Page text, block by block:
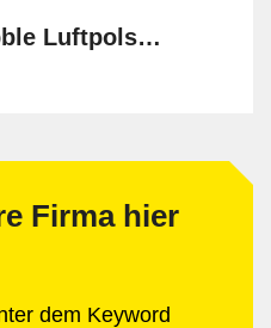
Europe Bubble Luftpolsterfolien Hersteller
Firma hier
dem Keyword